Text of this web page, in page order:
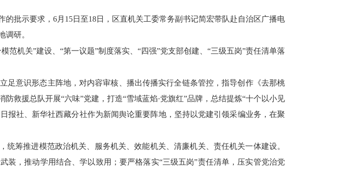
的批示要求 ，6月15日至18日， 区直机关工委常务副书记简宏带队赴自治区广播电
调研。
范机关”建设、 “第一议题”制度落实、“四强”党支部创建、“三级五岗”责任清单落
足意识形态主阵地，对内容审核、播出传播实行全链条管控 ，指导创作《去那桃
防救援总队开展“六味”党建， 打造“雪域蓝焰·党旗红”品牌，总结提炼“十个以小见
报社、新华社西藏分社作为新闻舆论重要阵地，坚持以党建引领采编业务，在聚
筹推进模范政治机关、服务机关、效能机关、清廉机关、责任机关一体建设。
，推动学用结合、学以致用；要严格落实“三级五岗”责任清单，压实管党治党